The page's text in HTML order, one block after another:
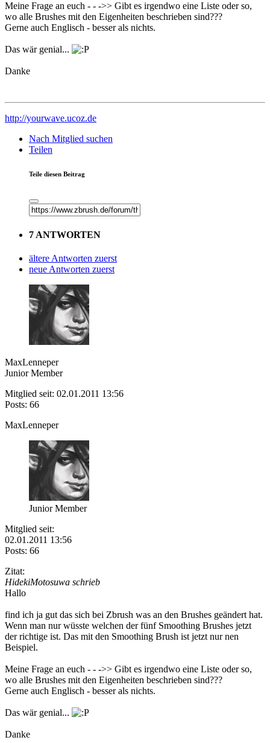
Meine Frage an euch - - ->> Gibt es irgendwo eine Liste oder so,
wo alle Brushes mit den Eigenheiten beschrieben sind???
Gerne auch Englisch - besser als nichts.
Das wär genial...
Danke
http://yourwave.ucoz.de
Nach Mitglied suchen
Teilen
Teile diesen Beitrag
7 ANTWORTEN
ältere Antworten zuerst
neue Antworten zuerst
MaxLenneper
Junior Member
Mitglied seit: 02.01.2011 13:56
Posts: 66
MaxLenneper
Junior Member
Mitglied seit:
02.01.2011 13:56
Posts: 66
Zitat:
HidekiMotosuwa schrieb
Hallo
find ich ja gut das sich bei Zbrush was an den Brushes geändert hat.
Wenn man nur wüsste welchen der fünf Smoothing Brushes jetzt
der richtige ist. Das mit den Smoothing Brush ist jetzt nur nen
Beispiel.
Meine Frage an euch - - ->> Gibt es irgendwo eine Liste oder so,
wo alle Brushes mit den Eigenheiten beschrieben sind???
Gerne auch Englisch - besser als nichts.
Das wär genial...
Danke